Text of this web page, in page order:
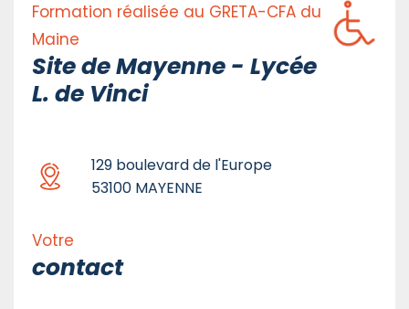
Formation réalisée au GRETA-CFA du
Maine
Site de Mayenne - Lycée
L. de Vinci
129 boulevard de l'Europe
53100 MAYENNE
Votre
contact